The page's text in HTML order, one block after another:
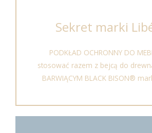
Sekret marki
PODKŁAD OCHRONNY DO
stosować razem z bejcą do
BARWIĄCYM BLACK BISON®